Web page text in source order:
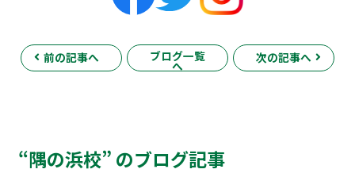
前の記事へ ブログ一覧
へ
次の記事へ
“隅の浜校” のブログ記事